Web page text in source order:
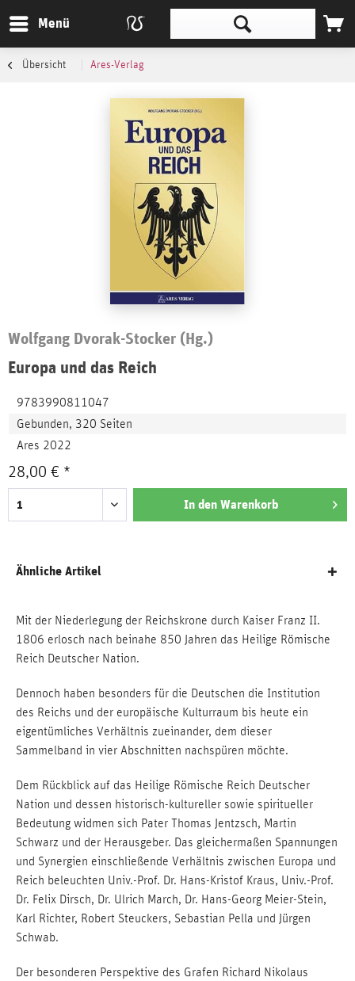
Menü
Übersicht Ares-Verlag
Wolfgang Dvorak-Stocker (Hg.)
Europa und das Reich
9783990811047
Gebunden, 320 Seiten
Ares 2022
28,00 € *
In den Warenkorb
Ähnliche Artikel
Mit der Niederlegung der Reichskrone durch Kaiser Franz II.
1806 erlosch nach beinahe 850 Jahren das Heilige Römische
Reich Deutscher Nation.
Dennoch haben besonders für die Deutschen die Institution
des Reichs und der europäische Kulturraum bis heute ein
eigentümliches Verhältnis zueinander, dem dieser
Sammelband in vier Abschnitten nachspüren möchte.
Dem Rückblick auf das Heilige Römische Reich Deutscher
Nation und dessen historisch-kultureller sowie spiritueller
Bedeutung widmen sich Pater Thomas Jentzsch, Martin
Schwarz und der Herausgeber. Das gleichermaßen Spannungen
und Synergien einschließende Verhältnis zwischen Europa und
Reich beleuchten Univ.-Prof. Dr. Hans-Kristof Kraus, Univ.-Prof.
Dr. Felix Dirsch, Dr. Ulrich March, Dr. Hans-Georg Meier-Stein,
Karl Richter, Robert Steuckers, Sebastian Pella und Jürgen
Schwab.
Der besonderen Perspektive des Grafen Richard Nikolaus